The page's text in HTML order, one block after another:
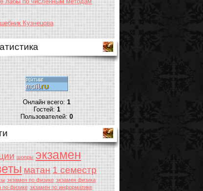
Кузнецова
Онлайн всего:1
Гостей:1
Пользователей:0
шопры экзамен
матан1 семестр
экзамен по физике экзамен физика
по физике экзамен по информатике